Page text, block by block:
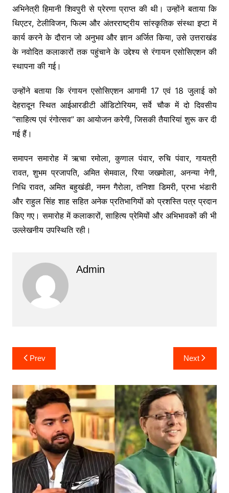
अभिनेत्री हिमानी शिवपुरी से प्रेरणा प्राप्त की थी। उन्होंने बताया कि
थिएटर, टेलीविजन, फिल्म और अंतरराष्ट्रीय सांस्कृतिक संस्था इप्टा में
कार्य करने के दौरान जो अनुभव और ज्ञान अर्जित किया, उसे उत्तराखंड
के नवोदित कलाकारों तक पहुंचाने के उद्देश्य से रंगायन एसोसिएशन की
स्थापना की गई।
उन्होंने बताया कि रंगायन एसोसिएशन आगामी 17 एवं 18 जुलाई को
देहरादून स्थित आईआरडीटी ऑडिटोरियम, सर्वे चौक में दो दिवसीय
“साहित्य एवं रंगोत्सव” का आयोजन करेगी, जिसकी तैयारियां शुरू कर दी
गई हैं।
समापन समारोह में ऋचा रमोला, कुणाल पंवार, रुचि पंवार, गायत्री
रावत, शुभम प्रजापति, अमित सेमवाल, रिया जखमोला, अनन्या नेगी,
निधि रावत, अमित बहुखंडी, नमन गैरोला, तनिशा डिमरी, प्रभा भंडारी
और राहुल सिंह शाह सहित अनेक प्रतिभागियों को प्रशस्ति पत्र प्रदान
किए गए। समारोह में कलाकारों, साहित्य प्रेमियों और अभिभावकों की भी
उल्लेखनीय उपस्थिति रही।
Admin
Post
navigation
Prev Next